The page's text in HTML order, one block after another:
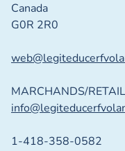
Canada
G0R 2R0
MARCHANDS/
1-418-358-0582